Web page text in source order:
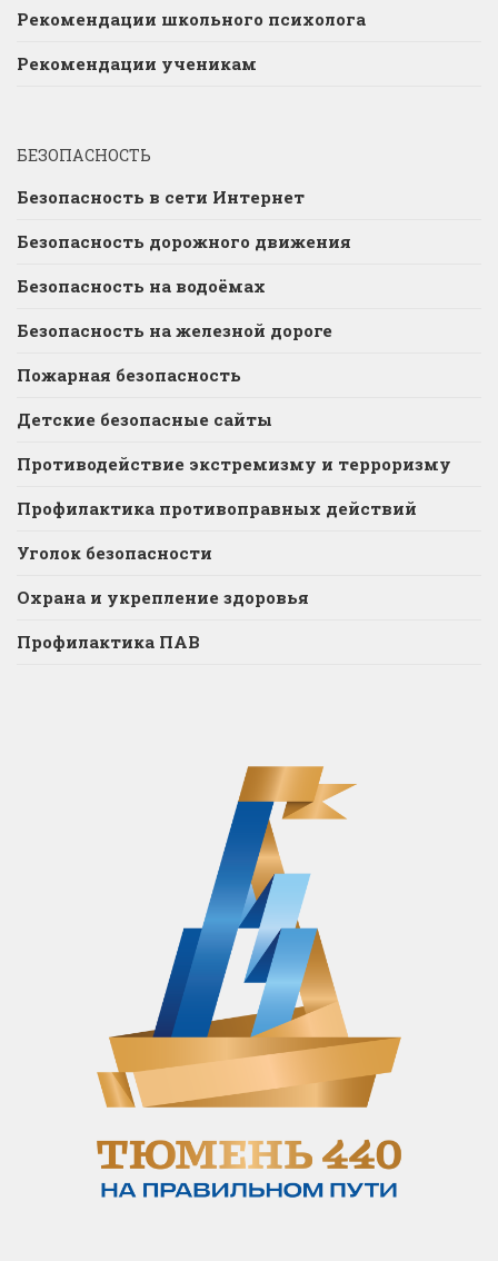
Рекомендации школьного психолога
Рекомендации ученикам
БЕЗОПАСНОСТЬ
Безопасность в сети Интернет
Безопасность дорожного движения
Безопасность на водоёмах
Безопасность на железной дороге
Пожарная безопасность
Детские безопасные сайты
Противодействие экстремизму и терроризму
Профилактика противоправных действий
Уголок безопасности
Охрана и укрепление здоровья
Профилактика ПАВ